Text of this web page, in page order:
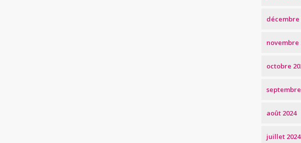
décembre
novembre
octobre
septembre
août 2024
juillet 2024